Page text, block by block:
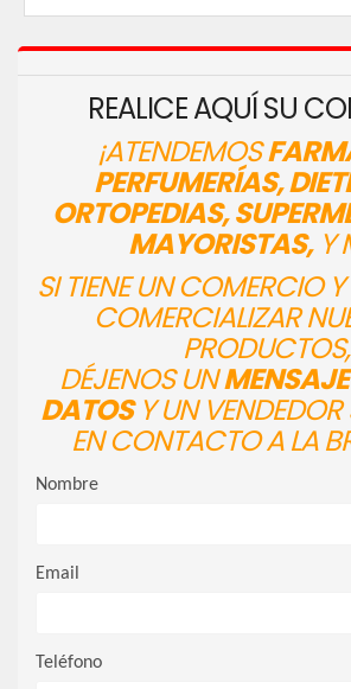
REALICE AQUÍ SU
¡ATENDEMOS
PERFUMERÍAS,
ORTOPEDIAS,
MAYORISTAS,Y
SI TIENE UN COMERCIO Y
COMERCIALIZAR
PRODUCTOS,
DÉJENOS UN
DATOSY UN VENDEDOR
EN CONTACTO A LA
Nombre
Email
Teléfono